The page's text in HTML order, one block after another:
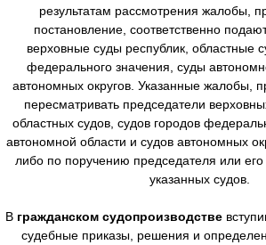
результатам рассмотрения жалобы,
постановление, соответственно
верховные суды республик, областные
федерального значения, суды
автономных округов. Указанные жалобы,
пересматривать председатели
областных судов, судов городов
автономной области и судов автономных
либо по поручению председателя или его
указанных судов.
В гражданском судопроизводстве
судебные приказы, решения и